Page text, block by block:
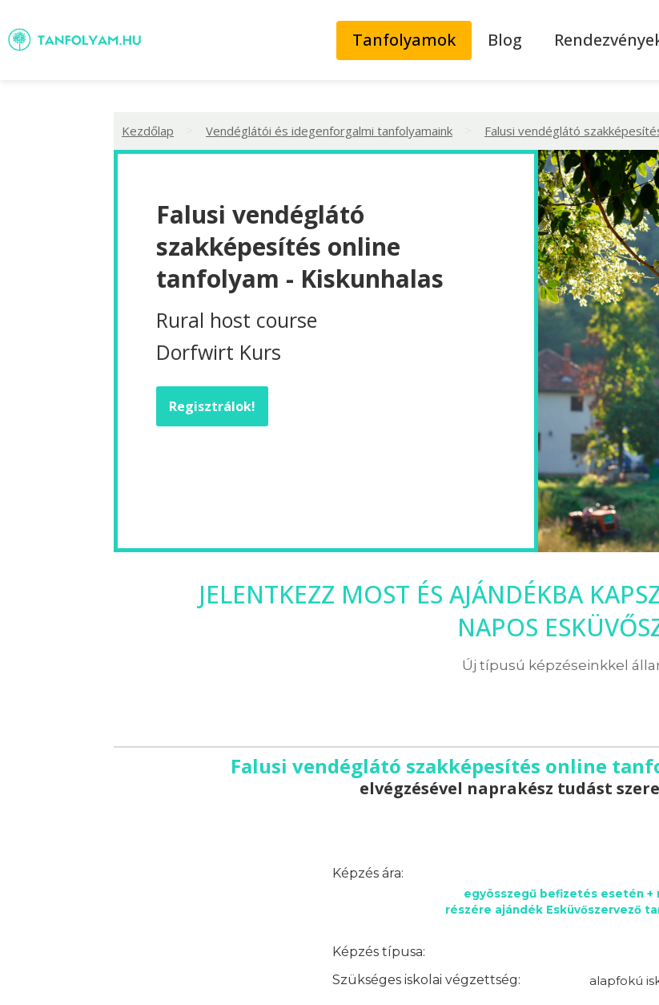
Tanfolyamok Blog
Kezdőlap Vendéglátói és idegenforgalmi tanfolyamaink Falusi vendéglátó
Falusi vendéglátó
szakképesítés online
tanfolyam - Kiskunhalas
Rural host course
Dorfwirt Kurs
Regisztrálok!
JELENTKEZZ MOST ÉS AJÁNDÉKBA
NAPOS
Új típusú képzéseinkkel
Falusi vendéglátó szakképesítés online
elvégzésével naprakész tudást
Képzés ára:
egyösszegű befizetés esetén +
részére ajándék Esküvőszervező
Képzés típusa:
Szükséges iskolai végzettség:
alapfokú